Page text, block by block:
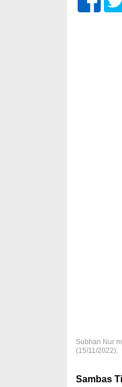
Subhan Nur
(15/11/2022).
Sambas